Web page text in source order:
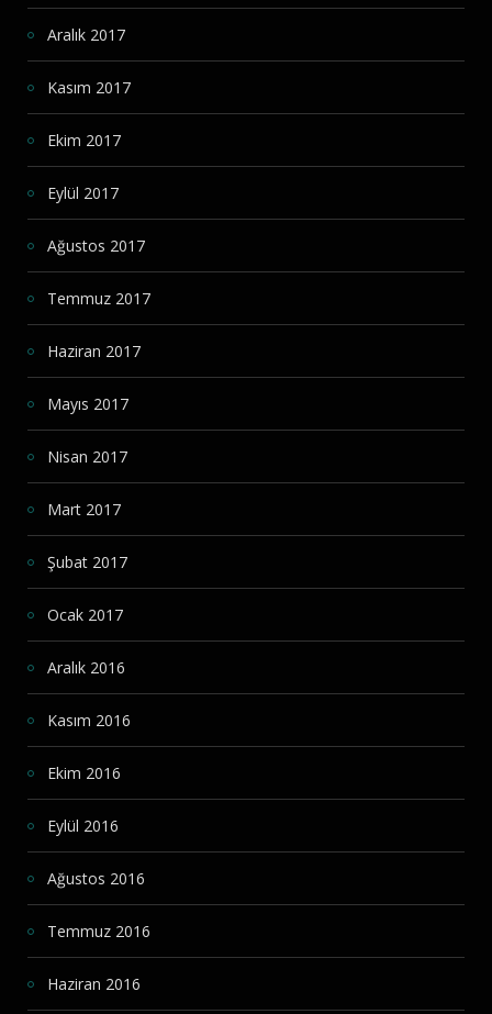
Aralık 2017
Kasım 2017
Ekim 2017
Eylül 2017
Ağustos 2017
Temmuz 2017
Haziran 2017
Mayıs 2017
Nisan 2017
Mart 2017
Şubat 2017
Ocak 2017
Aralık 2016
Kasım 2016
Ekim 2016
Eylül 2016
Ağustos 2016
Temmuz 2016
Haziran 2016